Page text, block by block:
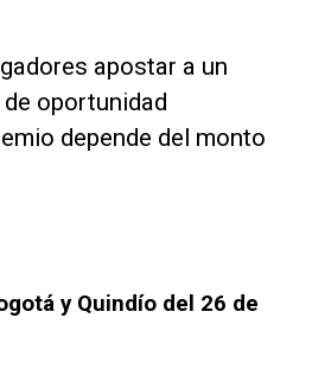
apostar a un
oportunidad
depende del monto
y Quindío del 26 de